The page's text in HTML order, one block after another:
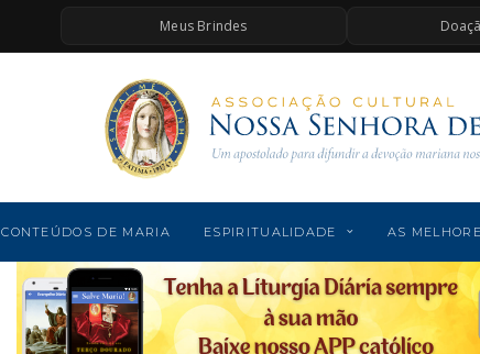
Meus Brindes
CONTEÚDOS DE MARIA ESPIRITUALIDADE AS